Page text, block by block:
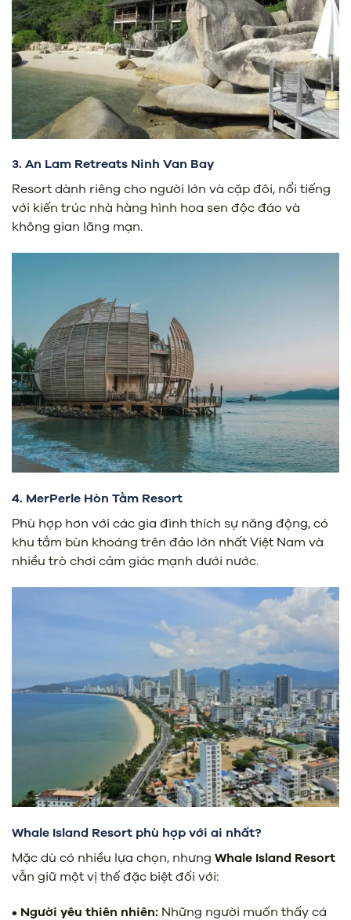
3. An Lam Retreats Ninh Van Bay
Resort dành riêng cho người lớn và cặp đôi, nổi tiếng
với kiến trúc nhà hàng hình hoa sen độc đáo và
không gian lãng mạn.
4. MerPerle Hòn Tằm Resort
Phù hợp hơn với các gia đình thích sự năng động, có
khu tắm bùn khoáng trên đảo lớn nhất Việt Nam và
nhiều trò chơi cảm giác mạnh dưới nước.
Whale Island Resort phù hợp với ai nhất?
Mặc dù có nhiều lựa chọn, nhưng Whale Island Resort
vẫn giữ một vị thế đặc biệt đối với:
• Người yêu thiên nhiên: Những người muốn thấy cá